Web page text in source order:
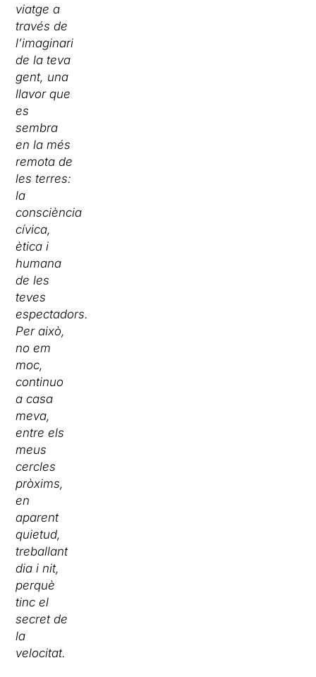
viatge a
través de
l’imaginari
de la teva
gent, una
llavor que
es
sembra
en la més
remota de
les terres:
la
consciència
cívica,
ètica i
humana
de les
teves
espectadors.
Per això,
no em
moc,
continuo
a casa
meva,
entre els
meus
cercles
pròxims,
en
aparent
quietud,
treballant
dia i nit,
perquè
tinc el
secret de
la
velocitat.